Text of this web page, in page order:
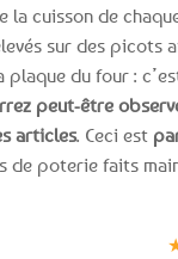
la cuisson de
sur des picots
plaque du four :
peut-être
articles. Ceci est
de poterie faits